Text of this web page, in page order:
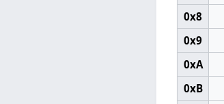
0x8
0x9
0xA
0xB